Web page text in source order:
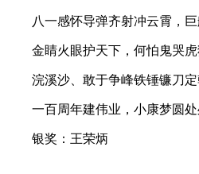
八一感怀导弹齐射冲云霄，巨
金睛火眼护天下，何怕鬼哭虎
浣溪沙、敢于争峰铁锤镰刀定
一百周年建伟业，小康梦圆处
银奖：王荣炳